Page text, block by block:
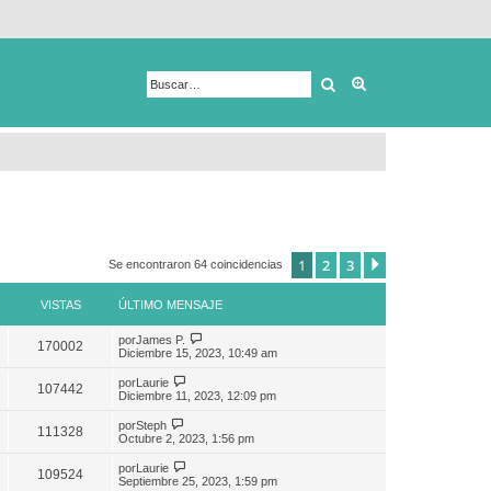
Buscar
Se encontraron 64 coincidencias 1 2 3
VISTAS ÚLTIMO MENSAJE
170002 porJames P.
Diciembre 15, 2023, 10:49 am
107442 porLaurie
Diciembre 11, 2023, 12:09 pm
111328 porSteph
Octubre 2, 2023, 1:56 pm
109524 porLaurie
Septiembre 25, 2023, 1:59 pm